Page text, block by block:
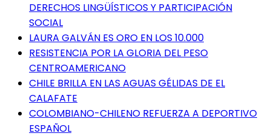
DERECHOS LINGÜÍSTICOS Y PARTICIPACIÓN
SOCIAL
LAURA GALVÁN ES ORO EN LOS 10.000
RESISTENCIA POR LA GLORIA DEL PESO
CENTROAMERICANO
CHILE BRILLA EN LAS AGUAS GÉLIDAS DE EL
CALAFATE
COLOMBIANO-CHILENO REFUERZA A DEPORTIVO
ESPAÑOL